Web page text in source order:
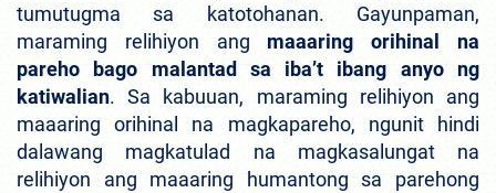
tumutugma sa katotohanan. Gayunpaman,
maraming relihiyon ang maaaring orihinal na
pareho bago malantad sa iba’t ibang anyo ng
katiwalian. Sa kabuuan, maraming relihiyon ang
maaaring orihinal na magkapareho, ngunit hindi
dalawang magkatulad na magkasalungat na
relihiyon ang maaaring humantong sa parehong